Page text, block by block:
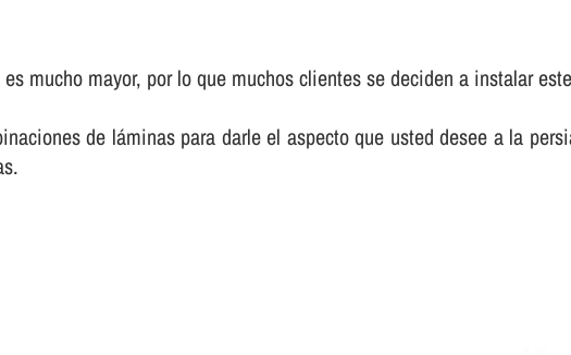
mucho mayor, por lo que muchos clientes se deciden a instalar
de láminas para darle el aspecto que usted desee a la